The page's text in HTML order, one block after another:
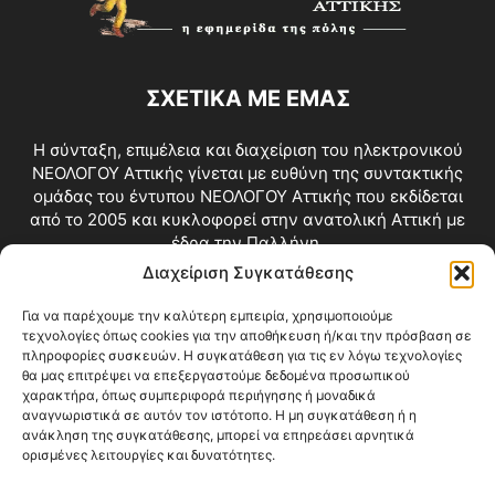
Διαχείριση Συγκατάθεσης
Για να παρέχουμε την καλύτερη εμπειρία, χρησιμοποιούμε
τεχνολογίες όπως cookies για την αποθήκευση ή/και την πρόσβαση σε
πληροφορίες συσκευών. Η συγκατάθεση για τις εν λόγω τεχνολογίες
θα μας επιτρέψει να επεξεργαστούμε δεδομένα προσωπικού
χαρακτήρα, όπως συμπεριφορά περιήγησης ή μοναδικά
αναγνωριστικά σε αυτόν τον ιστότοπο. Η μη συγκατάθεση ή η
ανάκληση της συγκατάθεσης, μπορεί να επηρεάσει αρνητικά
ορισμένες λειτουργίες και δυνατότητες.
ΣΧΕΤΙΚΑ ΜΕ ΕΜΑΣ
Η σύνταξη, επιμέλεια και διαχείριση του ηλεκτρονικού
ΝΕΟΛΟΓΟΥ Αττικής γίνεται με ευθύνη της συντακτικής
ομάδας του έντυπου ΝΕΟΛΟΓΟΥ Αττικής που εκδίδεται
από το 2005 και κυκλοφορεί στην ανατολική Αττική με
έδρα την Παλλήνη.
Επικοινωνία:info@neologosattikis.gr
ΑΚΟΛΟΥΘΗΣΕ ΜΑΣ